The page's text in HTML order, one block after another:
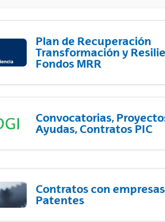
Plan de Recuperación
Transformación y
Fondos MRR
Convocatorias,
Ayudas, Contratos PIC
Contratos con
Patentes